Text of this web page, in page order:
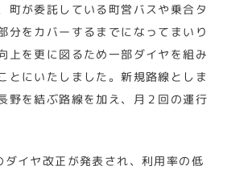
町が委託している町営バスや乗合タ
分をカバーするまでになってまいり
上を更に図るため一部ダイヤを組み
とにいたしました。新規路線としま
野を結ぶ路線を加え、月２回の運行
ダイヤ改正が発表され、利用率の低